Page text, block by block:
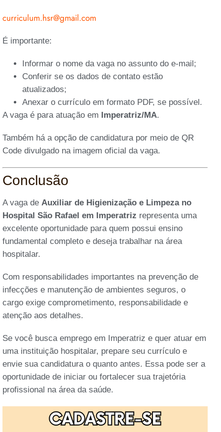
curriculum.hsr@gmail.com
É importante:
Informar o nome da vaga no assunto do e-mail;
Conferir se os dados de contato estão
atualizados;
Anexar o currículo em formato PDF, se possível.
A vaga é para atuação em Imperatriz/MA.
Também há a opção de candidatura por meio de QR
Code divulgado na imagem oficial da vaga.
Conclusão
A vaga de Auxiliar de Higienização e Limpeza no
Hospital São Rafael em Imperatriz representa uma
excelente oportunidade para quem possui ensino
fundamental completo e deseja trabalhar na área
hospitalar.
Com responsabilidades importantes na prevenção de
infecções e manutenção de ambientes seguros, o
cargo exige comprometimento, responsabilidade e
atenção aos detalhes.
Se você busca emprego em Imperatriz e quer atuar em
uma instituição hospitalar, prepare seu currículo e
envie sua candidatura o quanto antes. Essa pode ser a
oportunidade de iniciar ou fortalecer sua trajetória
profissional na área da saúde.